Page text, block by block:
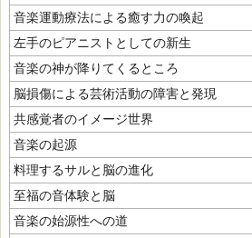
音楽運動療法による癒す力の喚起
左手のピアニストとしての新生
音楽の神が降りてくるところ
脳損傷による芸術活動の障害と発現
共感覚者のイメージ世界
音楽の起源
料理するサルと脳の進化
至福の音体験と脳
音楽の始源性への道